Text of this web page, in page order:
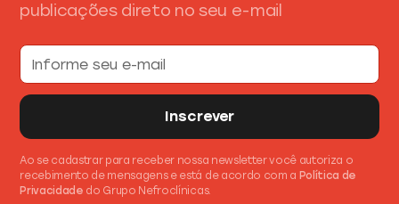
publicações direto no seu e-mail
Ao se cadastrar para receber nossa newsletter você autoriza o
recebimento de mensagens e está de acordo com a Política de
Privacidade do Grupo Nefroclínicas.